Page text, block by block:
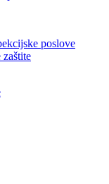
pomoć
poslove